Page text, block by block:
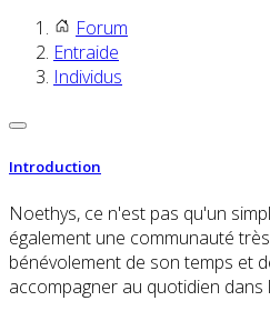
Forum
Entraide
Individus
Introduction
Noethys, ce n'est pas qu'un
également une communauté
bénévolement de son temps et
accompagner au quotidien dans